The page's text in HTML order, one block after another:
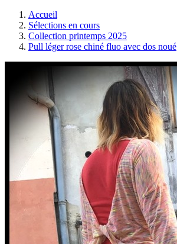
Accueil
Sélections en cours
Collection printemps 2025
Pull léger rose chiné fluo avec dos noué